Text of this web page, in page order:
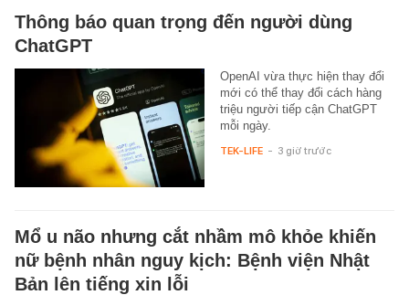
Thông báo quan trọng đến người dùng
ChatGPT
OpenAI vừa thực hiện thay đổi
mới có thể thay đổi cách hàng
triệu người tiếp cận ChatGPT
mỗi ngày.
TEK-LIFE - 3 giờ trước
Mổ u não nhưng cắt nhầm mô khỏe khiến
nữ bệnh nhân nguy kịch: Bệnh viện Nhật
Bản lên tiếng xin lỗi